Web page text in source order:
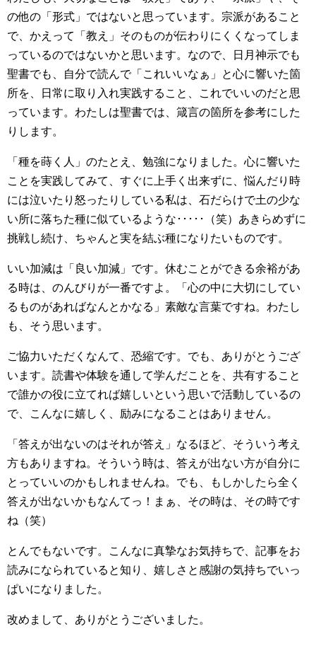
の他の「形式」ではないと思っています。宗派があること
で、かえって「教え」そのものが伝わりにくくなってしま
っているのではないかと思います。なので、日月神示でも
聖書でも、自分で読んで「これいいなぁ」と心に響いた箇
所を、日常に取り入れ実践すること、これでいいのだと思
っています。わたしは聖書では、箴言の箇所を参考にした
りします。
「種を蒔く人」のたとえ、勉強になりました。心に響いた
ことを実践してみて、すぐに上手く出来ずに、悩んだり時
には泣いたり怒ったりしている私は、石だらけで土の少な
い所に落ちた種に似ているような･････（笑）あきらめずに
挑戦し続け、ちゃんと実を結ぶ種になりたいものです。
いい加減は「良い加減」です。休むことができる余裕があ
る時は、のんびりが一番ですよ。「心の中に大切にしてい
るものがあればなんとかなる」素敵な言葉ですね。わたし
も、そう思います。
ご協力いただくなんて、恐縮です。でも、ありがとうござ
います。読書や体験を通して学んだことを、共有すること
で誰かの役に立てれば嬉しいという思いで活動しているの
で、こんなに嬉しく、励みになることはありません。
「答えが出ないのはそれが答え」なるほど、そういう考え
方もありますね。そういう時は、答えが出ない方が自分に
とっていいのかもしれませんね。でも、もしかしたら全く
答えが出ないかもなんてっ！まぁ、その時は、その時です
ね（笑）
とんでもないです。こんなに真摯なお気持ちで、記事をお
読みになられていると知り、嬉しさと感謝の気持ちでいっ
ぱいになりました。
改めまして、ありがとうございました。